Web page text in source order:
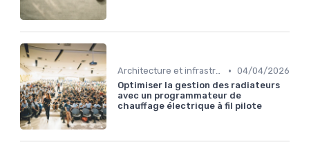
Architecture et infrastructure • 04/04/2026
Optimiser la gestion des radiateurs
avec un programmateur de
chauffage électrique à fil pilote